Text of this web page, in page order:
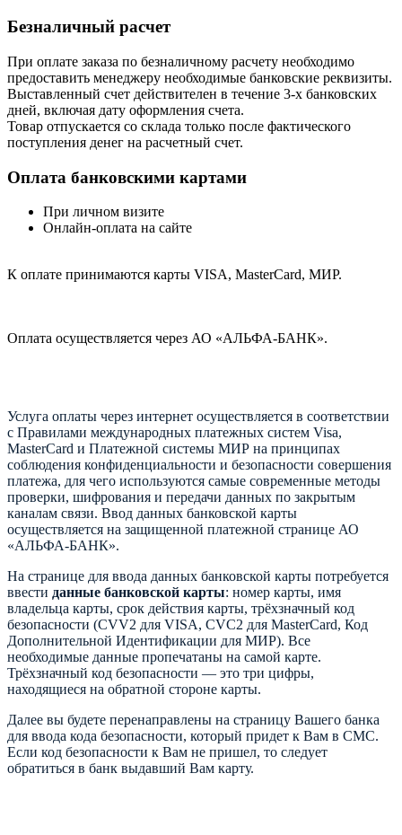
Безналичный расчет
При оплате заказа по безналичному расчету необходимо
предоставить менеджеру необходимые банковские реквизиты.
Выставленный счет действителен в течение 3-х банковских
дней, включая дату оформления cчета.
Товар отпускается со склада только после фактического
поступления денег на расчетный счет.
Оплата банковскими картами
При личном визите
Онлайн-оплата на сайте
К оплате принимаются карты VISA, MasterCard, МИР.
Оплата осуществляется через АО «АЛЬФА-БАНК».
Услуга оплаты через интернет осуществляется в соответствии
с Правилами международных платежных систем Visa,
MasterCard и Платежной системы МИР на принципах
соблюдения конфиденциальности и безопасности совершения
платежа, для чего используются самые современные методы
проверки, шифрования и передачи данных по закрытым
каналам связи. Ввод данных банковской карты
осуществляется на защищенной платежной странице АО
«АЛЬФА-БАНК».
На странице для ввода данных банковской карты потребуется
ввести данные банковской карты: номер карты, имя
владельца карты, срок действия карты, трёхзначный код
безопасности (CVV2 для VISA, CVC2 для MasterCard, Код
Дополнительной Идентификации для МИР). Все
необходимые данные пропечатаны на самой карте.
Трёхзначный код безопасности — это три цифры,
находящиеся на обратной стороне карты.
Далее вы будете перенаправлены на страницу Вашего банка
для ввода кода безопасности, который придет к Вам в СМС.
Если код безопасности к Вам не пришел, то следует
обратиться в банк выдавший Вам карту.